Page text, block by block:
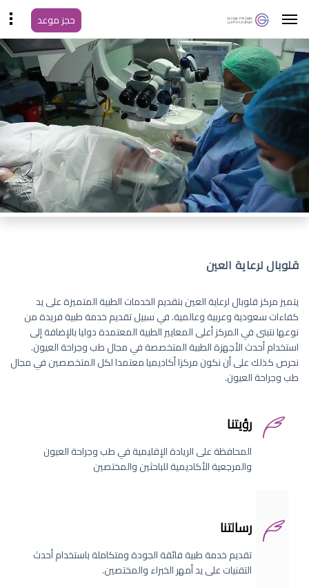
حجز موعد
قلوبال لرعاية العين
يتميز مركز قلوبال لرعاية العين بتقديم الخدمات الطبية المتميزة على يد
كفاءات سعودية وعربية وعالمية. في سبيل تقديم خدمة طبية فريدة من
نوعها نتبنى في المركز أعلى المعايير الطبية المعتمدة دوليا بالإضافة إلى
استخدام أحدث الأجهزة الطبية المتخصصة في مجال طب وجراحة العيون.
نحرص كذلك على أن نكون مركزا أكاديميا معتمدا لكل المتخصصين في مجال
طب وجراحة العيون.
رؤيتنا
المحافظة على الريادة الإقليمية في طب وجراحة العيون
والمرجعية الأكاديمية للباحثين والمختصين
رسالتنا
تقديم خدمة طبية فائقة الجودة ومتكاملة باستخدام أحدث
التقنيات على يد أمهر الخبراء والمختصين.